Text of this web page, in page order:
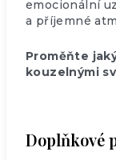
emocionální
a příjemné
Proměňte
kouzelnými
Doplňkové